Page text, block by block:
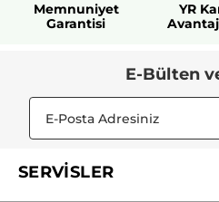
Memnuniyet
Garantisi
YR
E-Bülten
SERVİSLER